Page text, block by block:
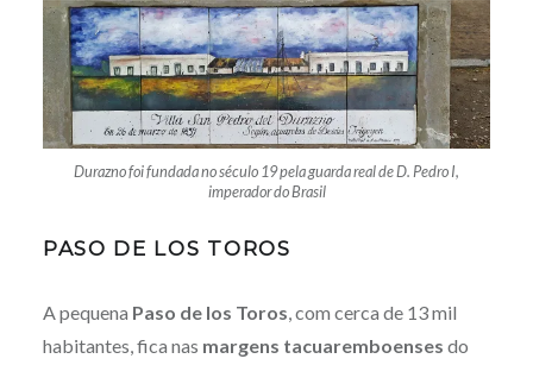
Durazno foi fundada no século 19 pela guarda real de D. Pedro I,
imperador do Brasil
PASO DE LOS TOROS
A pequena Paso de los Toros, com cerca de 13 mil
habitantes, fica nas margens tacuaremboenses do